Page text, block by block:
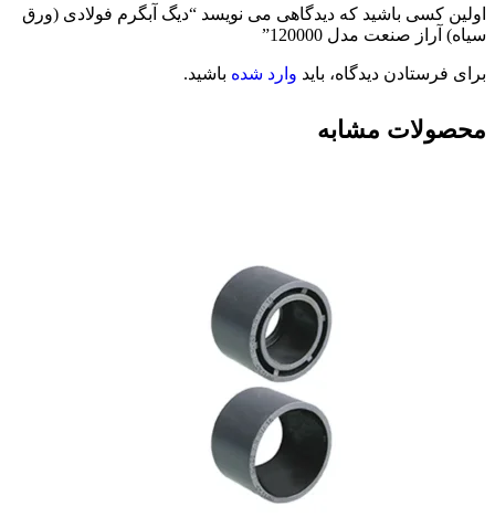
اولین کسی باشید که دیدگاهی می نویسد “دیگ آبگرم فولادی (ورق
سیاه) آراز صنعت مدل 120000”
برای فرستادن دیدگاه، باید وارد شده باشید.
محصولات مشابه